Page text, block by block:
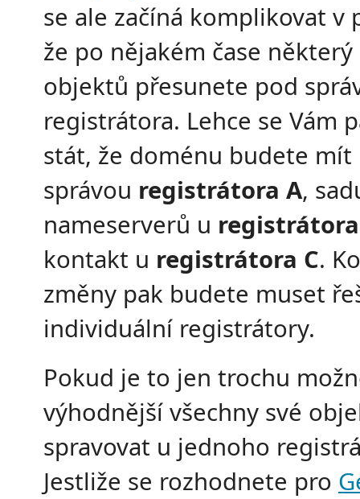
se ale začíná komplikovat v
že po nějakém čase některý
objektů přesunete pod
registrátora. Lehce se Vám
stát, že doménu budete mít
správou registrátora A,
nameserverů u
kontakt u registrátora C.
změny pak budete muset
individuální registrátory.
Pokud je to jen trochu
výhodnější všechny své
spravovat u jednoho
Jestliže se rozhodnete pro